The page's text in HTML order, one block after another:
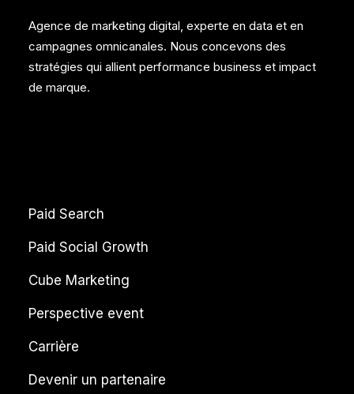
Agence de marketing digital, experte en data et en
campagnes omnicanales. Nous concevons des
stratégies qui allient performance business et impact
de marque.
Paid Search
Paid Social Growth
Cube Marketing
Perspective event
Carrière
Devenir un partenaire